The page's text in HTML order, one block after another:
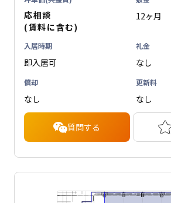
応相談
(賃料に含む)
12ヶ月
入居時期
即入居可
礼金
なし
償却
なし
更新料
なし
質問する